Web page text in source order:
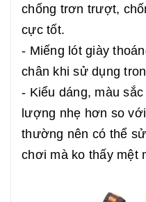
chống trơn trượt,
cực tốt.
- Miếng lót giày
chân khi sử dụng
- Kiểu dáng, màu
lượng nhẹ hơn so
thường nên có thể
chơi mà ko thấy mệt